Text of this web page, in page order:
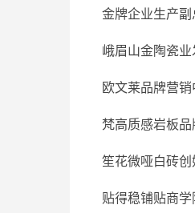
金牌企业生产副
峨眉山金陶瓷业
欧文莱品牌营销
梵高质感岩板品
笙花微哑白砖创
贴得稳铺贴商学